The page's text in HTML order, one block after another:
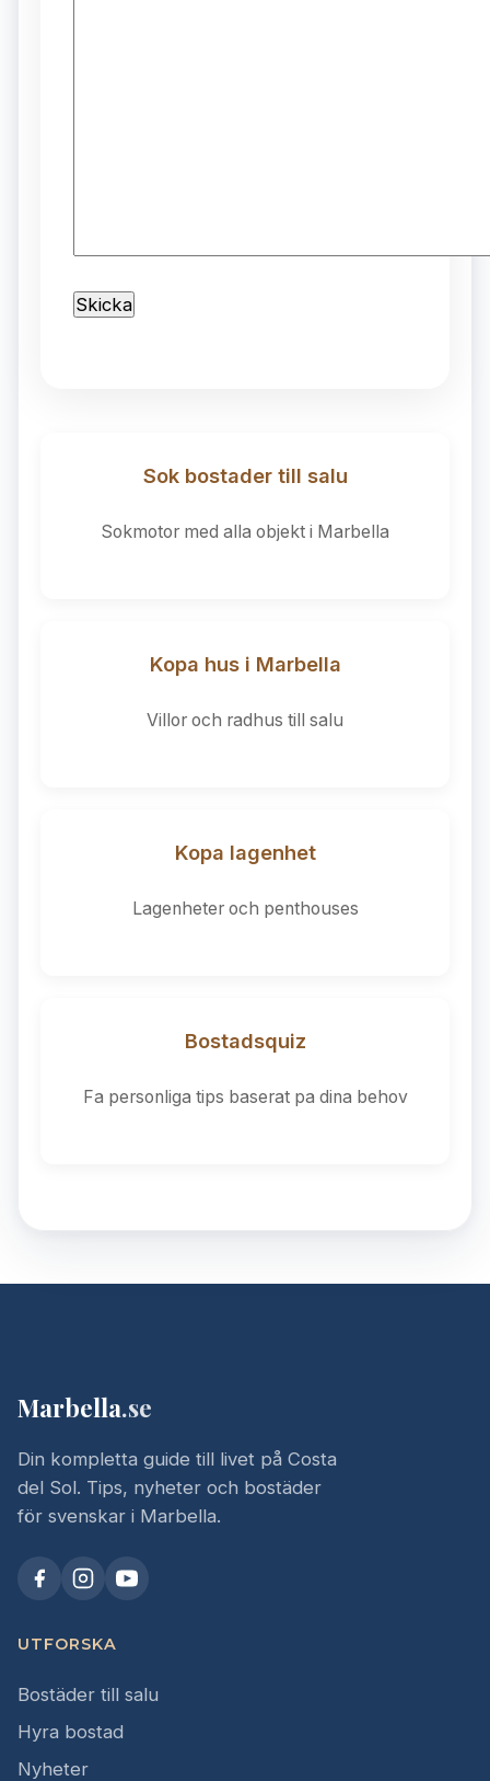
Sok bostader till salu
Sokmotor med alla objekt i Marbella
Kopa hus i Marbella
Villor och radhus till salu
Kopa lagenhet
Lagenheter och penthouses
Bostadsquiz
Fa personliga tips baserat pa dina behov
Marbella.se
Din kompletta guide till livet på Costa
del Sol. Tips, nyheter och bostäder
för svenskar i Marbella.
UTFORSKA
Bostäder till salu
Hyra bostad
Nyheter